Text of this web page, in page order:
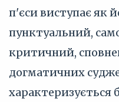
п'єси виступає як
пунктуальний,
критичний,
догматичних
характеризується